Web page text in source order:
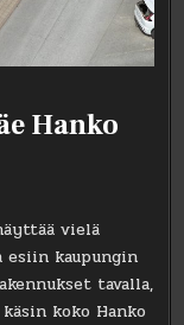
Hanko
vielä
esiin kaupungin
tavalla,
koko Hanko